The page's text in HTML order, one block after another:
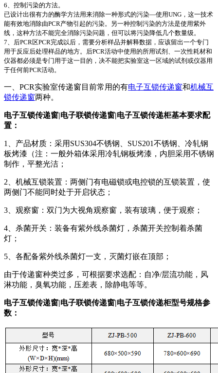
6、控制污染的方法。
已设计出很有力的酶学方法用来消除一种形式的污染—使用UNG，这一技术
能有效地消除由PCR产物引起的污染。另一种控制污染的方法是使用紫外
线，这种方法不能完全消除污染问题，但可以将污染降低几个数量级。
7、后PCR区PCR完成以后，需要分析样品并解释数据，应该留出一个专门
用于反应后处理样品的地方。后PCR活动中使用的所用试剂、一次性耗材和
仪器都必须是专门用于这一目的，决不能把实验室这一区域的试剂或仪器用
于任何前PCR活动。
一、PCR实验室传递窗目前常用的有电子互锁传递窗和机械互
锁传递窗两种。
电子互锁传递窗|电子联锁传递窗|电子互锁传递柜基本要求配
置：
1、产品材质：采用SUS304不锈钢、SUS201不锈钢、冷轧钢
板烤漆（注：一般外箱体采用冷轧钢板烤漆，内胆采用不锈钢
制作，平整光洁；
2、机械互锁装置：两侧门有电磁锁或电控锁的互锁装置，使
两侧门不能同时处于开启状态；
3、观察窗：双门为大视角观察窗，装有玻璃，便于观察；
4、杀菌开关：装备有紫外线杀菌灯，杀菌开关控制着杀菌
灯；
5、各配备紫外线杀菌灯一支，灭菌灯嵌在顶部；
由于传递窗种类过多，可根据要求选配：自净/层流功能，风
淋功能，臭氧功能，压差表，除静电等等。
电子互锁传递窗|电子联锁传递窗|电子互锁传递柜型号规格参
数：